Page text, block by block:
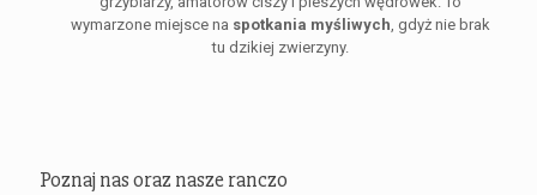
wymarzone miejsce na spotkania myśliwych, gdyż nie brak
tu dzikiej zwierzyny.
Poznaj nas oraz nasze ranczo